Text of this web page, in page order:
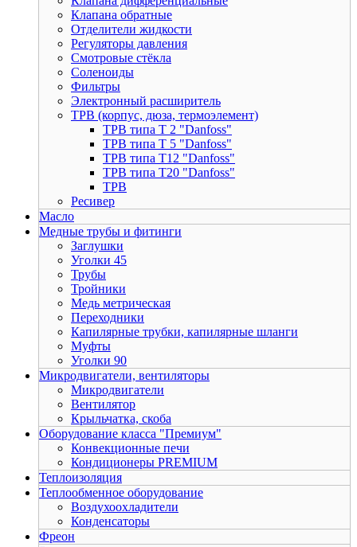
Клапана обратные
Отделители жидкости
Регуляторы давления
Смотровые стёкла
Соленоиды
Фильтры
Электронный расширитель
ТРВ (корпус, дюза, термоэлемент)
ТРВ типа Т 2 "Danfoss"
ТРВ типа Т 5 "Danfoss"
ТРВ типа Т12 "Danfoss"
ТРВ типа Т20 "Danfoss"
ТРВ
Ресивер
Масло
Медные трубы и фитинги
Заглушки
Уголки 45
Трубы
Тройники
Медь метрическая
Переходники
Капилярные трубки, капилярные шланги
Муфты
Уголки 90
Микродвигатели, вентиляторы
Микродвигатели
Вентилятор
Крыльчатка, скоба
Оборудование класса "Премиум"
Конвекционные печи
Кондиционеры PREMIUM
Теплоизоляция
Теплообменное оборудование
Воздухоохладители
Конденсаторы
Фреон